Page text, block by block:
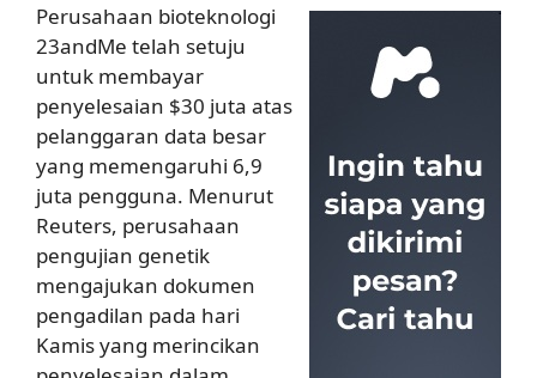
Perusahaan bioteknologi
23andMe telah setuju
untuk membayar
penyelesaian $30 juta atas
pelanggaran data besar
yang memengaruhi 6,9
juta pengguna. Menurut
Reuters, perusahaan
pengujian genetik
mengajukan dokumen
pengadilan pada hari
Kamis yang merincikan